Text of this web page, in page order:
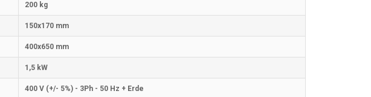
200 kg
150x170 mm
400x650 mm
1,5 kW
400 V (+/- 5%) - 3Ph - 50 Hz + Erde